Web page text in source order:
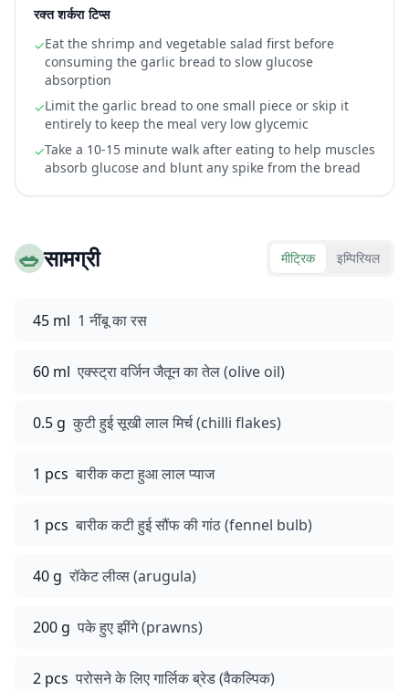
रक्त शर्करा टिप्स
✓Eat the shrimp and vegetable salad first before
consuming the garlic bread to slow glucose
absorption
✓Limit the garlic bread to one small piece or skip it
entirely to keep the meal very low glycemic
✓Take a 10-15 minute walk after eating to help muscles
absorb glucose and blunt any spike from the bread
🥗सामग्री मीट्रिक इम्पिरियल
45 ml 1 नींबू का रस
60 ml एक्स्ट्रा वर्जिन जैतून का तेल (olive oil)
0.5 g कुटी हुई सूखी लाल मिर्च (chilli flakes)
1 pcs बारीक कटा हुआ लाल प्याज
1 pcs बारीक कटी हुई सौंफ की गांठ (fennel bulb)
40 g रॉकेट लीव्स (arugula)
200 g पके हुए झींगे (prawns)
2 pcs परोसने के लिए गार्लिक ब्रेड (वैकल्पिक)